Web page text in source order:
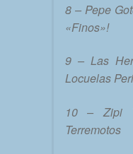
8 – Pepe
«Finos»!
9 – Las
Locuelas
10 – Zipi
Terremotos